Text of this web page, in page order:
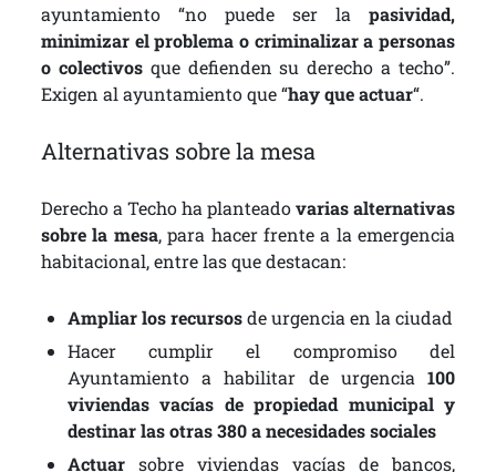
ayuntamiento “no puede ser lapasividad,
minimizar el problema o criminalizar a personas
o colectivosque defienden su derecho a techo”.
Exigen al ayuntamiento que “hay que actuar“.
Alternativas sobre la mesa
Derecho a Techo ha planteadovarias alternativas
sobre la mesa, para hacer frente a la emergencia
habitacional, entre las que destacan:
Ampliar los recursosde urgencia en la ciudad
Hacer cumplir el compromiso del
Ayuntamiento a habilitar de urgencia100
viviendas vacías de propiedad municipal y
destinar las otras 380 a necesidades sociales
Actuarsobre viviendas vacías de bancos,